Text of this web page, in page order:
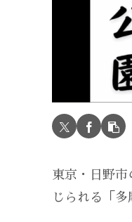
東京・日野
じられる「多